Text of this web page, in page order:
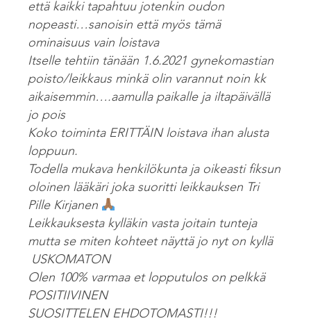
että kaikki tapahtuu jotenkin oudon
nopeasti…sanoisin että myös tämä
ominaisuus vain loistava
Itselle tehtiin tänään 1.6.2021 gynekomastian
poisto/leikkaus minkä olin varannut noin kk
aikaisemmin….aamulla paikalle ja iltapäivällä
jo pois
Koko toiminta ERITTÄIN loistava ihan alusta
loppuun.
Todella mukava henkilökunta ja oikeasti fiksun
oloinen lääkäri joka suoritti leikkauksen Tri
Pille Kirjanen
Leikkauksesta kylläkin vasta joitain tunteja
mutta se miten kohteet näyttä jo nyt on kyllä
USKOMATON
Olen 100% varmaa et lopputulos on pelkkä
POSITIIVINEN
SUOSITTELEN EHDOTOMASTI!!!